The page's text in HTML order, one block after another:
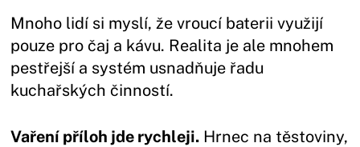
Mnoho lidí si myslí, že vroucí baterii využijí
pouze pro čaj a kávu. Realita je ale mnohem
pestřejší a systém usnadňuje řadu
kuchařských činností.
Vaření příloh jde rychleji. Hrnec na těstoviny,